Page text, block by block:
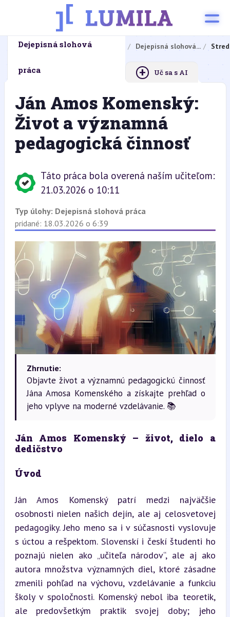
Domovská stránka Domáce úlohy Dejepisná slohová...
Dejepisná slohová
práca + Uč sa s AI
Ján Amos Komenský:
Život a významná
pedagogická činnosť
Táto práca bola overená naším učiteľom:
21.03.2026 o 10:11
Typ úlohy: Dejepisná slohová práca
pridané: 18.03.2026 o 6:39
Zhrnutie:
Objavte život a významnú pedagogickú činnosť
Jána Amosa Komenského a získajte prehľad o
jeho vplyve na moderné vzdelávanie. 📚
Ján Amos Komenský – život, dielo a
dedičstvo
Úvod
Ján Amos Komenský patrí medzi najväčšie
osobnosti nielen našich dejín, ale aj celosvetovej
pedagogiky. Jeho meno sa i v súčasnosti vyslovuje
s úctou a rešpektom. Slovenskí i českí študenti ho
poznajú nielen ako „učiteľa národov“, ale aj ako
autora množstva významných diel, ktoré zásadne
zmenili pohľad na výchovu, vzdelávanie a funkciu
školy v spoločnosti. Komenský nebol iba teoretik,
ale predovšetkým praktik svojej doby; jeho